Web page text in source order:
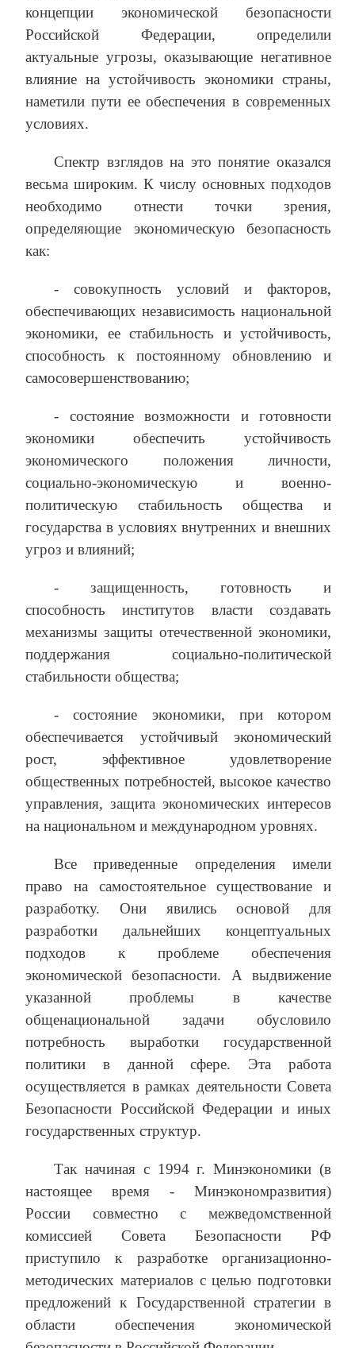
концепции экономической безопасности
Российской Федерации, определили
актуальные угрозы, оказывающие негативное
влияние на устойчивость экономики страны,
наметили пути ее обеспечения в современных
условиях.
Спектр взглядов на это понятие оказался
весьма широким. К числу основных подходов
необходимо отнести точки зрения,
определяющие экономическую безопасность
как:
‑ совокупность условий и факторов,
обеспечивающих независимость национальной
экономики, ее стабильность и устойчивость,
способность к постоянному обновлению и
самосовершенствованию;
‑ состояние возможности и готовности
экономики обеспечить устойчивость
экономического положения личности,
социально-экономическую и военно-
политическую стабильность общества и
государства в условиях внутренних и внешних
угроз и влияний;
‑ защищенность, готовность и
способность институтов власти создавать
механизмы защиты отечественной экономики,
поддержания социально-политической
стабильности общества;
‑ состояние экономики, при котором
обеспечивается устойчивый экономический
рост, эффективное удовлетворение
общественных потребностей, высокое качество
управления, защита экономических интересов
на национальном и международном уровнях.
Все приведенные определения имели
право на самостоятельное существование и
разработку. Они явились основой для
разработки дальнейших концептуальных
подходов к проблеме обеспечения
экономической безопасности. А выдвижение
указанной проблемы в качестве
общенациональной задачи обусловило
потребность выработки государственной
политики в данной сфере. Эта работа
осуществляется в рамках деятельности Совета
Безопасности Российской Федерации и иных
государственных структур.
Так начиная с 1994 г. Минэкономики (в
настоящее время ‑ Минэкономразвития)
России совместно с межведомственной
комиссией Совета Безопасности РФ
приступило к разработке организационно-
методических материалов с целью подготовки
предложений к Государственной стратегии в
области обеспечения экономической